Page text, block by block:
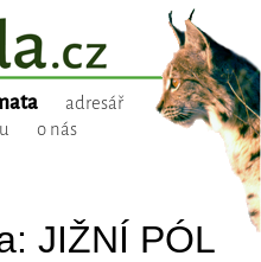
adresář
o nás
JIŽNÍ PÓL